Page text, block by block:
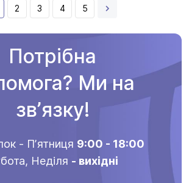
2 3 4 5
Потрібна
Ми на
звʼязку!
- Пʼятниця 9:00 - 18:00
Неділя - вихідні